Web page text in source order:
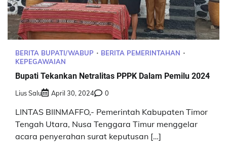
BERITA BUPATI/WABUP
BERITA PEMERINTAHAN
KEPEGAWAIAN
Bupati Tekankan Netralitas PPPK Dalam Pemilu 2024
Lius Salu April 30, 2024 0
LINTAS BIINMAFFO,- Pemerintah Kabupaten Timor
Tengah Utara, Nusa Tenggara Timur menggelar
acara penyerahan surat keputusan […]